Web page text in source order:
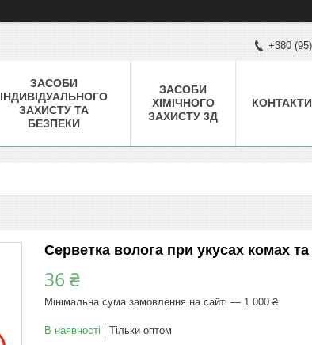
+380
ЗАСОБИ
ІНДИВІДУАЛЬНОГО
ЗАХИСТУ ТА
БЕЗПЕКИ
ЗАСОБИ
ХІМІЧНОГО
ЗАХИСТУ 3Д
КОНТАКТИ
Серветка волога при укусах комах
36 ₴
Мінімальна сума замовлення на сайті — 1 000 ₴
В наявності Тільки оптом